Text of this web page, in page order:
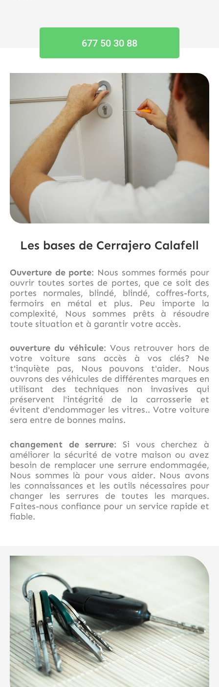
677 50 30 88
Les bases de Cerrajero Calafell
Ouverture de porte: Nous sommes formés pour
ouvrir toutes sortes de portes, que ce soit des
portes normales, blindé, blindé, coffres-forts,
fermoirs en métal et plus. Peu importe la
complexité, Nous sommes prêts à résoudre
toute situation et à garantir votre accès.
ouverture du véhicule: Vous retrouver hors de
votre voiture sans accès à vos clés? Ne
t'inquiète pas, Nous pouvons t'aider. Nous
ouvrons des véhicules de différentes marques en
utilisant des techniques non invasives qui
préservent l'intégrité de la carrosserie et
évitent d'endommager les vitres.. Votre voiture
sera entre de bonnes mains.
changement de serrure: Si vous cherchez à
améliorer la sécurité de votre maison ou avez
besoin de remplacer une serrure endommagée,
Nous sommes là pour vous aider. Nous avons
les connaissances et les outils nécessaires pour
changer les serrures de toutes les marques.
Faites-nous confiance pour un service rapide et
fiable.